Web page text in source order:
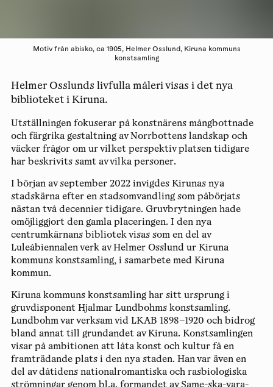
Motiv från abisko, ca 1905, Helmer Osslund, Kiruna kommuns
konstsamling
Helmer Osslunds livfulla måleri visas i det nya
biblioteket i Kiruna.
Utställningen fokuserar på konstnärens mångbottnade
och färgrika gestaltning av Norrbottens landskap och
väcker frågor om ur vilket perspektiv platsen tidigare
har beskrivits samt av vilka personer.
I början av september 2022 invigdes Kirunas nya
stadskärna efter en stadsomvandling som påbörjats
nästan två decennier tidigare. Gruvbrytningen hade
omöjliggjort den gamla placeringen. I den nya
centrumkärnans bibliotek visas som en del av
Luleåbiennalen verk av Helmer Osslund ur Kiruna
kommuns konstsamling, i samarbete med Kiruna
kommun.
Kiruna kommuns konstsamling har sitt ursprung i
gruvdisponent Hjalmar Lundbohms konstsamling.
Lundbohm var verksam vid LKAB 1898–1920 och bidrog
bland annat till grundandet av Kiruna. Konstsamlingen
visar på ambitionen att låta konst och kultur få en
framträdande plats i den nya staden. Han var även en
del av dåtidens nationalromantiska och rasbiologiska